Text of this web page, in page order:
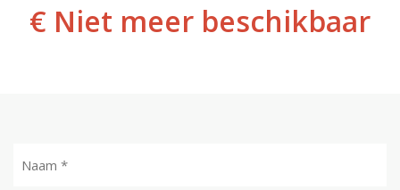
€ Niet meer beschikbaar